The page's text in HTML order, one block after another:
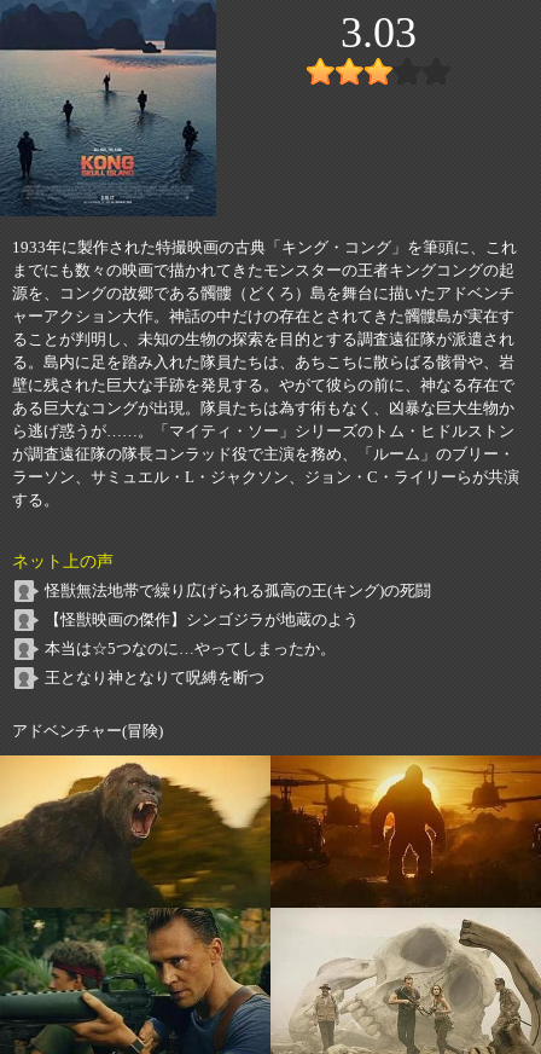
3.03
1933年に製作された特撮映画の古典「キング・コング」を筆頭に、これ
までにも数々の映画で描かれてきたモンスターの王者キングコングの起
源を、コングの故郷である髑髏（どくろ）島を舞台に描いたアドベンチ
ャーアクション大作。神話の中だけの存在とされてきた髑髏島が実在す
ることが判明し、未知の生物の探索を目的とする調査遠征隊が派遣され
る。島内に足を踏み入れた隊員たちは、あちこちに散らばる骸骨や、岩
壁に残された巨大な手跡を発見する。やがて彼らの前に、神なる存在で
ある巨大なコングが出現。隊員たちは為す術もなく、凶暴な巨大生物か
ら逃げ惑うが……。「マイティ・ソー」シリーズのトム・ヒドルストン
が調査遠征隊の隊長コンラッド役で主演を務め、「ルーム」のブリー・
ラーソン、サミュエル・L・ジャクソン、ジョン・C・ライリーらが共演
する。
ネット上の声
怪獣無法地帯で繰り広げられる孤高の王(キング)の死闘
【怪獣映画の傑作】シンゴジラが地蔵のよう
本当は☆5つなのに…やってしまったか。
王となり神となりて呪縛を断つ
アドベンチャー(冒険)